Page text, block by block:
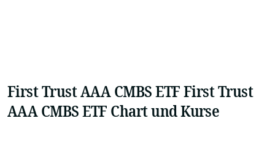
First Trust AAA CMBS ETF First Trust
AAA CMBS ETF Chart und Kurse